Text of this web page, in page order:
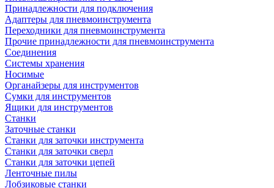
Принадлежности для подключения
Адаптеры для пневмоинструмента
Переходники для пневмоинструмента
Прочие принадлежности для пневмоинструмента
Соединения
Системы хранения
Носимые
Органайзеры для инструментов
Сумки для инструментов
Ящики для инструментов
Станки
Заточные станки
Станки для заточки инструмента
Станки для заточки сверл
Станки для заточки цепей
Ленточные пилы
Лобзиковые станки